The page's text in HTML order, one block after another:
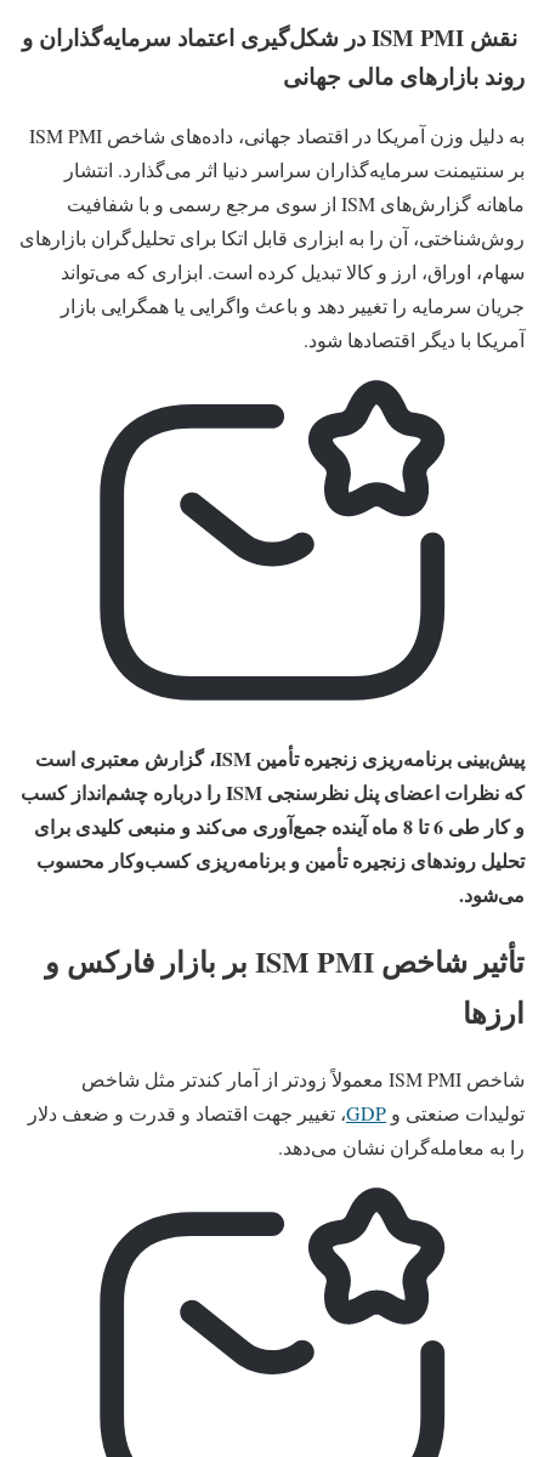
نقش ISM PMI در شکل‌گیری اعتماد سرمایه‌گذاران و
روند بازارهای مالی جهانی
به‌ دلیل وزن آمریکا در اقتصاد جهانی، داده‌های شاخص ISM PMI
بر سنتیمنت سرمایه‌گذاران سراسر دنیا اثر می‌گذارد. انتشار
ماهانه گزارش‌های ISM از سوی مرجع رسمی و با شفافیت
روش‌شناختی، آن را به ابزاری قابل‌ اتکا برای تحلیل‌گران بازارهای
سهام، اوراق، ارز و کالا تبدیل کرده است. ابزاری که می‌تواند
جریان سرمایه را تغییر دهد و باعث واگرایی یا همگرایی بازار
آمریکا با دیگر اقتصادها شود.
پیش‌بینی برنامه‌ریزی زنجیره تأمین ISM، گزارش معتبری است
که نظرات اعضای پنل نظرسنجی ISM را درباره چشم‌انداز کسب‌
و کار طی 6 تا 8 ماه آینده جمع‌آوری می‌کند و منبعی کلیدی برای
تحلیل روندهای زنجیره تأمین و برنامه‌ریزی کسب‌وکار محسوب
می‌شود.
تأثیر شاخص ISM PMI بر بازار فارکس و
ارزها
شاخص ISM PMI معمولاً زودتر از آمار کندتر مثل شاخص
تولیدات صنعتی و GDP، تغییر جهت اقتصاد و قدرت و ضعف دلار
را به معامله‌گران نشان می‌دهد.